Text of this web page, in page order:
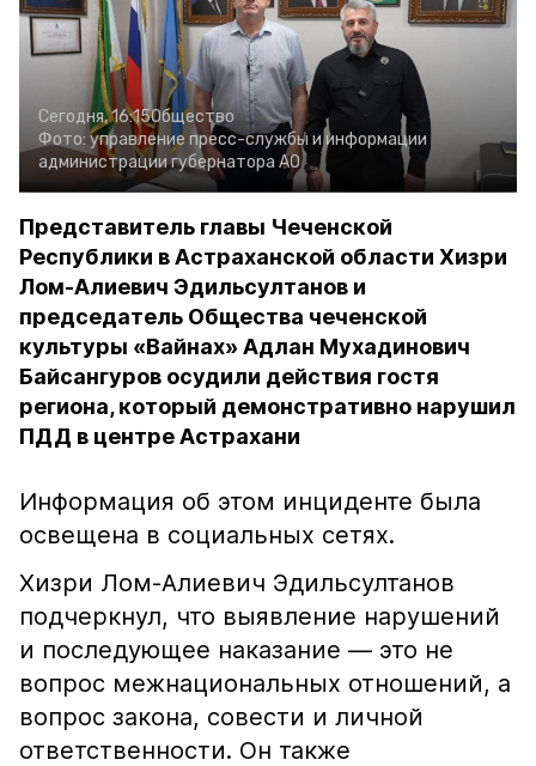
Сегодня, 16:15Общество
Фото: управление пресс-службы и информации
администрации губернатора АО
Представитель главы Чеченской
Республики в Астраханской области Хизри
Лом-Алиевич Эдильсултанов и
председатель Общества чеченской
культуры «Вайнах» Адлан Мухадинович
Байсангуров осудили действия гостя
региона, который демонстративно нарушил
ПДД в центре Астрахани
Информация об этом инциденте была
освещена в социальных сетях.
Хизри Лом-Алиевич Эдильсултанов
подчеркнул, что выявление нарушений
и последующее наказание — это не
вопрос межнациональных отношений, а
вопрос закона, совести и личной
ответственности. Он также